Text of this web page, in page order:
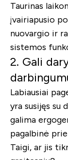
Taurinas
įvairiapusio
nuovargio ir
sistemos
2. Gali
Labiausiai
yra susijęs su
galima
pagalbinė
Taigi, ar jis